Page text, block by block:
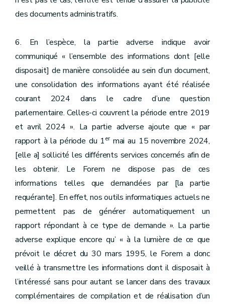
des documents administratifs.
6. En l’espèce, la partie adverse indique avoir
communiqué « l’ensemble des informations dont [elle
disposait] de manière consolidée au sein d’un document,
une consolidation des informations ayant été réalisée
courant 2024 dans le cadre d’une question
parlementaire. Celles-ci couvrent la période entre 2019
et avril 2024 ». La partie adverse ajoute que « par
rapport à la période du 1ermai au 15 novembre 2024,
[elle a] sollicité les différents services concernés afin de
les obtenir. Le Forem ne dispose pas de ces
informations telles que demandées par [la partie
requérante]. En effet, nos outils informatiques actuels ne
permettent pas de générer automatiquement un
rapport répondant à ce type de demande ». La partie
adverse explique encore qu’ « à la lumière de ce que
prévoit le décret du 30 mars 1995, le Forem a donc
veillé à transmettre les informations dont il disposait à
l’intéressé sans pour autant se lancer dans des travaux
complémentaires de compilation et de réalisation d’un